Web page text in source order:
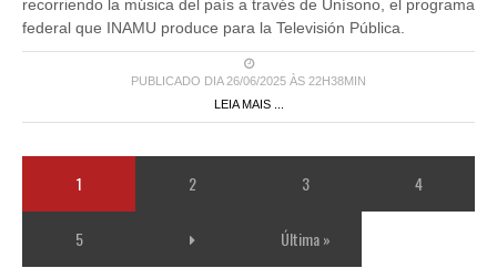
recorriendo la música del país a través de Unísono, el programa
federal que INAMU produce para la Televisión Pública.
PUBLICADO DIA 26/06/2025 ÀS 22H38MIN
LEIA MAIS ...
1 2 3 4
5 Última »